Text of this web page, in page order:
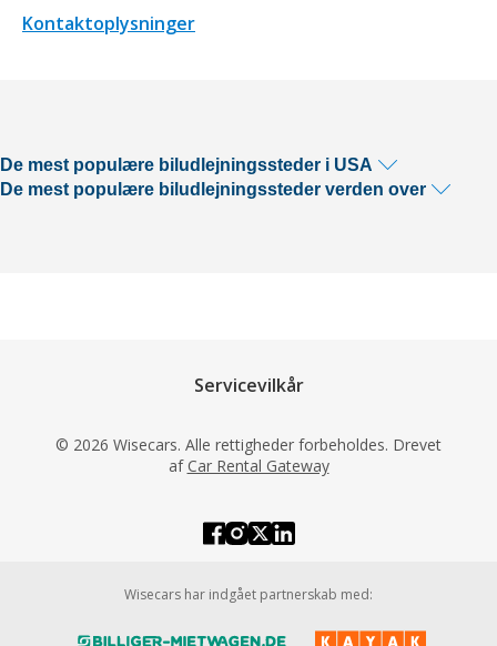
Kontaktoplysninger
De mest populære biludlejningssteder i USA
De mest populære biludlejningssteder verden over
Servicevilkår
© 2026 Wisecars. Alle rettigheder forbeholdes. Drevet
af Car Rental Gateway
Wisecars har indgået partnerskab med: